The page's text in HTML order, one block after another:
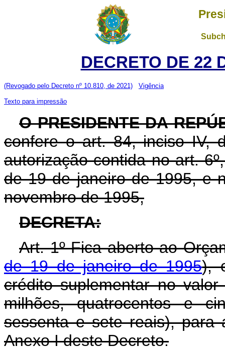
DECRETO DE 22
(Revogado pelo Decreto nº 10.810, de 2021) Vigência
Texto para impressão
O PRESIDENTE DA
confere o art. 84, inciso IV,
autorização contida no art.
de 19 de janeiro de 1995, e
novembro de 1995,
DECRETA:
Art. 1º Fica aberto ao
de 19 de janeiro de 1995),
crédito suplementar no
milhões, quatrocentos e
sessenta e sete reais), para
Anexo I deste Decreto.